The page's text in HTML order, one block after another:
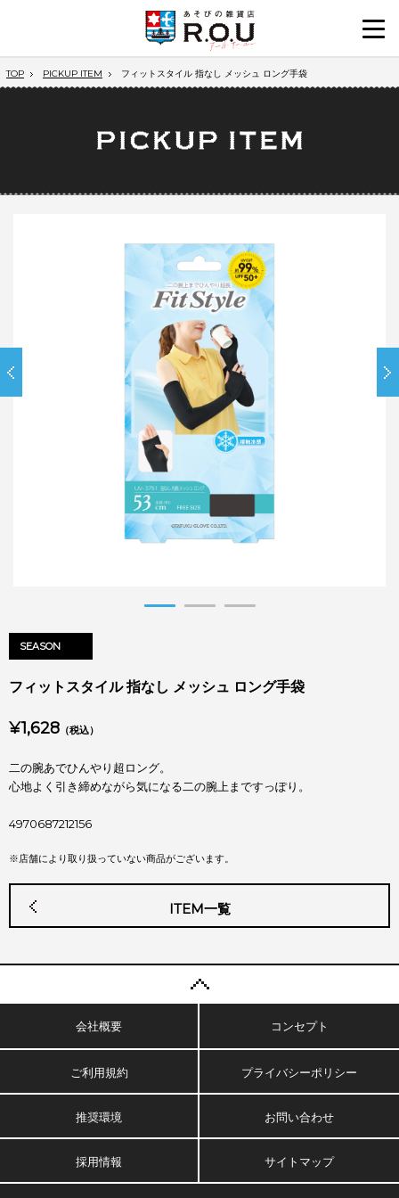
TOP PICKUP ITEM フィットスタイル 指なし メッシュ ロング手袋
SEASON
フィットスタイル 指なし メッシュ ロング手袋
¥1,628 （税込）
二の腕あでひんやり超ロング。
心地よく引き締めながら気になる二の腕上まですっぽり。
4970687212156
※店舗により取り扱っていない商品がございます。
ITEM一覧
会社概要 コンセプト
ご利用規約 プライバシーポリシー
推奨環境 お問い合わせ
採用情報 サイトマップ